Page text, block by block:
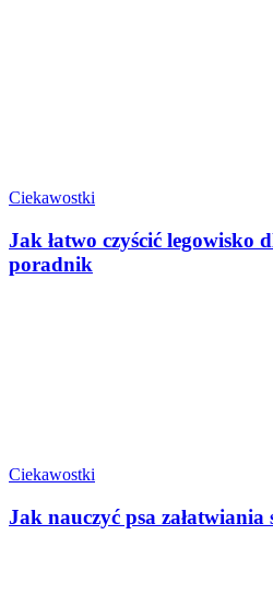
Ciekawostki
Jak łatwo czyścić legowisko
poradnik
Ciekawostki
Jak nauczyć psa załatwiania